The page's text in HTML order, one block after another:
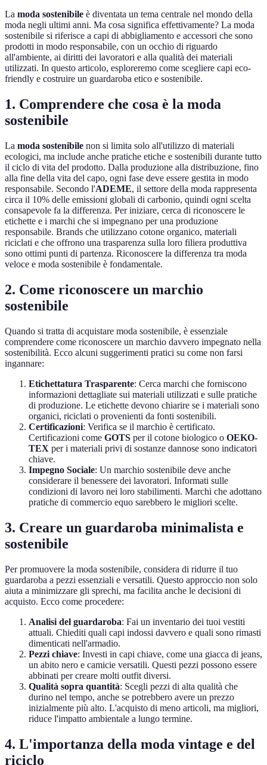
La moda sostenibile è diventata un tema centrale nel mondo della
moda negli ultimi anni. Ma cosa significa effettivamente? La moda
sostenibile si riferisce a capi di abbigliamento e accessori che sono
prodotti in modo responsabile, con un occhio di riguardo
all'ambiente, ai diritti dei lavoratori e alla qualità dei materiali
utilizzati. In questo articolo, esploreremo come scegliere capi eco-
friendly e costruire un guardaroba etico e sostenibile.
1. Comprendere che cosa è la moda
sostenibile
La moda sostenibile non si limita solo all'utilizzo di materiali
ecologici, ma include anche pratiche etiche e sostenibili durante tutto
il ciclo di vita del prodotto. Dalla produzione alla distribuzione, fino
alla fine della vita del capo, ogni fase deve essere gestita in modo
responsabile. Secondo l'ADEME, il settore della moda rappresenta
circa il 10% delle emissioni globali di carbonio, quindi ogni scelta
consapevole fa la differenza. Per iniziare, cerca di riconoscere le
etichette e i marchi che si impegnano per una produzione
responsabile. Brands che utilizzano cotone organico, materiali
riciclati e che offrono una trasparenza sulla loro filiera produttiva
sono ottimi punti di partenza. Riconoscere la differenza tra moda
veloce e moda sostenibile è fondamentale.
2. Come riconoscere un marchio
sostenibile
Quando si tratta di acquistare moda sostenibile, è essenziale
comprendere come riconoscere un marchio davvero impegnato nella
sostenibilità. Ecco alcuni suggerimenti pratici su come non farsi
ingannare:
Etichettatura Trasparente: Cerca marchi che forniscono
informazioni dettagliate sui materiali utilizzati e sulle pratiche
di produzione. Le etichette devono chiarire se i materiali sono
organici, riciclati o provenienti da fonti sostenibili.
Certificazioni: Verifica se il marchio è certificato.
Certificazioni come GOTS per il cotone biologico o OEKO-
TEX per i materiali privi di sostanze dannose sono indicatori
chiave.
Impegno Sociale: Un marchio sostenibile deve anche
considerare il benessere dei lavoratori. Informati sulle
condizioni di lavoro nei loro stabilimenti. Marchi che adottano
pratiche di commercio equo sarebbero le migliori scelte.
3. Creare un guardaroba minimalista e
sostenibile
Per promuovere la moda sostenibile, considera di ridurre il tuo
guardaroba a pezzi essenziali e versatili. Questo approccio non solo
aiuta a minimizzare gli sprechi, ma facilita anche le decisioni di
acquisto. Ecco come procedere:
Analisi del guardaroba: Fai un inventario dei tuoi vestiti
attuali. Chiediti quali capi indossi davvero e quali sono rimasti
dimenticati nell'armadio.
Pezzi chiave: Investi in capi chiave, come una giacca di jeans,
un abito nero e camicie versatili. Questi pezzi possono essere
abbinati per creare molti outfit diversi.
Qualità sopra quantità: Scegli pezzi di alta qualità che
durino nel tempo, anche se potrebbero avere un prezzo
inizialmente più alto. L'acquisto di meno articoli, ma migliori,
riduce l'impatto ambientale a lungo termine.
4. L'importanza della moda vintage e del
riciclo